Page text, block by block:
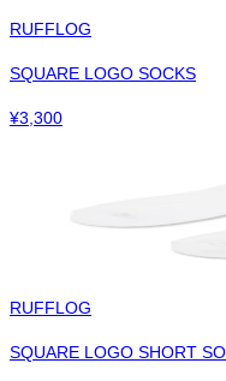
RUFFLOG
SQUARE LOGO SOCKS
¥3,300
RUFFLOG
SQUARE LOGO SHORT